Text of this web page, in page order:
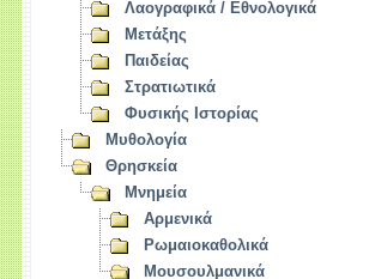
Λαογραφικά / Εθνολογικά
Μετάξης
Παιδείας
Στρατιωτικά
Φυσικής Ιστορίας
Μυθολογία
Θρησκεία
Μνημεία
Αρμενικά
Ρωμαιοκαθολικά
Μουσουλμανικά